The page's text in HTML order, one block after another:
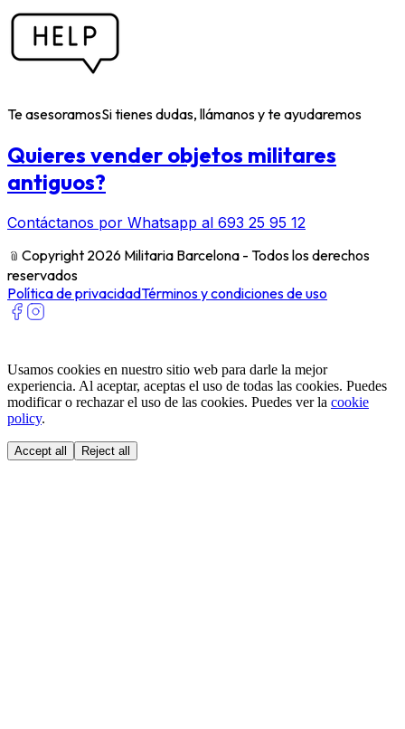
Te asesoramosSi tienes dudas, llámanos y te ayudaremos
Quieres vender objetos militares
antiguos?
Contáctanos por Whatsapp al 693 25 95 12
﹫ Copyright 2026 Militaria Barcelona - Todos los derechos
reservados
Política de privacidadTérminos y condiciones de uso
Usamos cookies en nuestro sitio web para darle la mejor
experiencia. Al aceptar, aceptas el uso de todas las cookies. Puedes
modificar o rechazar el uso de las cookies. Puedes ver la cookie
policy.
Accept all Reject all